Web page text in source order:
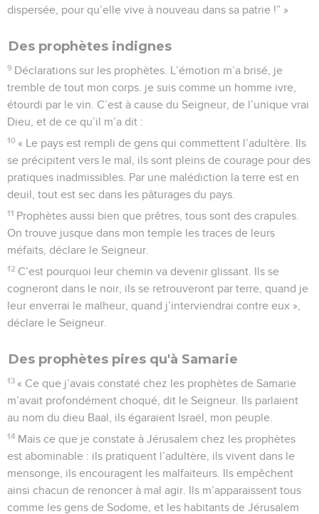
dispersée, pour qu’elle vive à nouveau dans sa patrie !” »
Des prophètes indignes
9 Déclarations sur les prophètes. L’émotion m’a brisé, je
tremble de tout mon corps. je suis comme un homme ivre,
étourdi par le vin. C’est à cause du Seigneur, de l’unique vrai
Dieu, et de ce qu’il m’a dit :
10 « Le pays est rempli de gens qui commettent l’adultère. Ils
se précipitent vers le mal, ils sont pleins de courage pour des
pratiques inadmissibles. Par une malédiction la terre est en
deuil, tout est sec dans les pâturages du pays.
11 Prophètes aussi bien que prêtres, tous sont des crapules.
On trouve jusque dans mon temple les traces de leurs
méfaits, déclare le Seigneur.
12 C’est pourquoi leur chemin va devenir glissant. Ils se
cogneront dans le noir, ils se retrouveront par terre, quand je
leur enverrai le malheur, quand j’interviendrai contre eux »,
déclare le Seigneur.
Des prophètes pires qu'à Samarie
13 « Ce que j’avais constaté chez les prophètes de Samarie
m’avait profondément choqué, dit le Seigneur. Ils parlaient
au nom du dieu Baal, ils égaraient Israël, mon peuple.
14 Mais ce que je constate à Jérusalem chez les prophètes
est abominable : ils pratiquent l’adultère, ils vivent dans le
mensonge, ils encouragent les malfaiteurs. Ils empêchent
ainsi chacun de renoncer à mal agir. Ils m’apparaissent tous
comme les gens de Sodome, et les habitants de Jérusalem